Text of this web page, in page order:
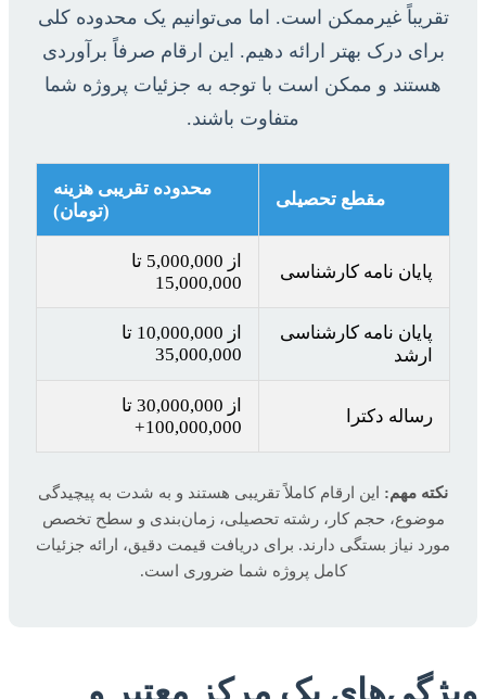
تقریباً غیرممکن است. اما می‌توانیم یک محدوده کلی
برای درک بهتر ارائه دهیم. این ارقام صرفاً برآوردی
هستند و ممکن است با توجه به جزئیات پروژه شما
متفاوت باشند.
مقطع تحصیلی
محدوده تقریبی هزینه
(تومان)
پایان نامه کارشناسی
از 5,000,000 تا
15,000,000
پایان نامه کارشناسی
ارشد
از 10,000,000 تا
35,000,000
رساله دکترا
از 30,000,000 تا
100,000,000+
نکته مهم: این ارقام کاملاً تقریبی هستند و به شدت به پیچیدگی
موضوع، حجم کار، رشته تحصیلی، زمان‌بندی و سطح تخصص
مورد نیاز بستگی دارند. برای دریافت قیمت دقیق، ارائه جزئیات
کامل پروژه شما ضروری است.
ویژگی‌های یک مرکز معتبر و